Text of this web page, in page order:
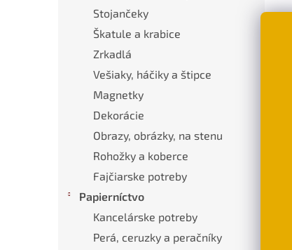
Stojančeky
Škatule a krabice
Zrkadlá
Vešiaky, háčiky a štipce
Magnetky
Dekorácie
Obrazy, obrázky, na stenu
Rohožky a koberce
Fajčiarske potreby
Papierníctvo
Kancelárske potreby
Perá, ceruzky a peračníky